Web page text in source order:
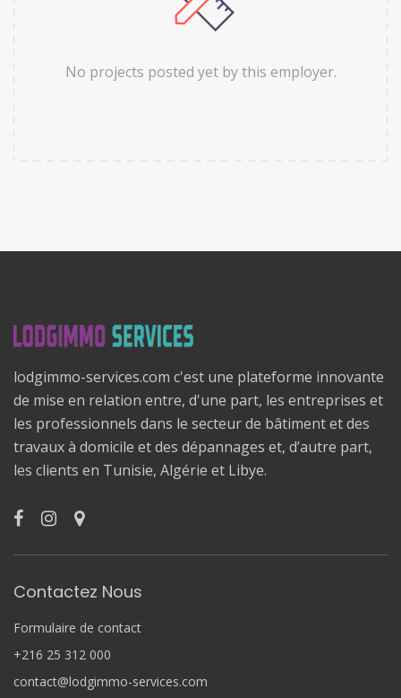
No projects posted yet by this employer.
lodgimmo-services.com c'est une plateforme innovante
de mise en relation entre, d'une part, les entreprises et
les professionnels dans le secteur de bâtiment et des
travaux à domicile et des dépannages et, d’autre part,
les clients en Tunisie, Algérie et Libye.
Contactez Nous
Formulaire de contact
+216 25 312 000
contact@lodgimmo-services.com